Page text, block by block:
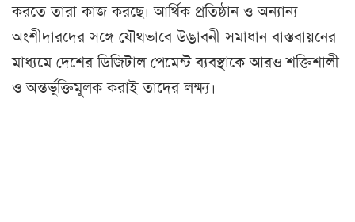
করতে তারা কাজ করছে। আর্থিক প্রতিষ্ঠান ও অন্যান্য
অংশীদারদের সঙ্গে যৌথভাবে উদ্ভাবনী সমাধান বাস্তবায়নের
মাধ্যমে দেশের ডিজিটাল পেমেন্ট ব্যবস্থাকে আরও শক্তিশালী
ও অন্তর্ভুক্তিমূলক করাই তাদের লক্ষ্য।